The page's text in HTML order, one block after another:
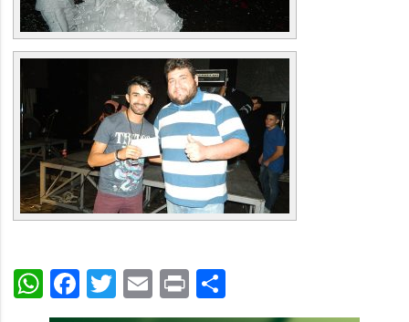
WhatsApp
Facebook
Twitter
Email
PrintShare